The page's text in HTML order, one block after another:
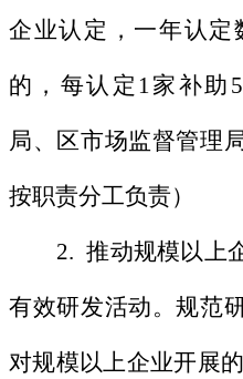
企业认定，一年认定
的，每认定1家补助
局、区市场监督管理
按职责分工负责）
2. 推动规模以上
有效研发活动。规范
对规模以上企业开展